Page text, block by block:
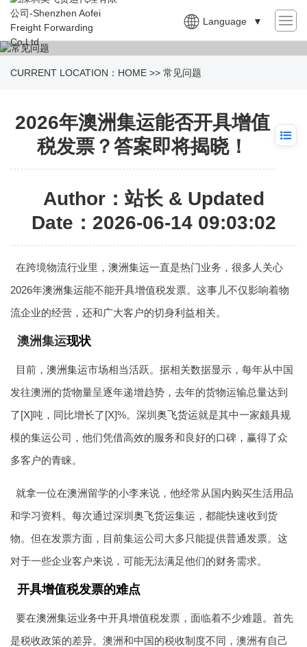
Language ▼
CURRENT LOCATION： HOME >> 常见问题
2026年澳洲集运能否开具增值
税发票？答案即将揭晓！
Author：站长 & Updated
Date：2026-06-14 09:03:02
在跨境物流行业里， 澳洲集运一直是热门业务，很多人关心
2026年澳洲集运能不能开具增值税发票。这事儿不仅影响着物
流企业的经营，还和广大客户的切身利益相关。
澳洲集运现状
目前， 澳洲集运市场相当活跃。据相关数据显示，每年从中国
发往澳洲的货物量呈逐年递增趋势，去年的货物运输总量达到
了[X]吨，同比增长了[X]%。深圳 奥飞货运就是其中一家颇具规
模的集运公司，他们凭借高效的服务和良好的口碑，赢得了众
多客户的青睐。
就拿一位在澳洲留学的小李来说，他经常从国内购买生活用品
和学习资料。每次通过深圳 奥飞货运集运，都能快速收到货
物。但在发票方面，目前集运公司大多只能提供普通发票。这
对于一些企业客户来说，可能无法满足他们的财务需求。
开具增值税发票的难点
要在澳洲集运业务中开具增值税发票，面临着不少难题。首先
是税收政策的差异。澳洲和中国的税收制度不同，澳洲有自己